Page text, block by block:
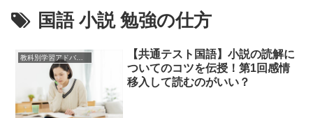
国語 小説 勉強の仕方
教科別学習アドバイス
【共通テスト国語】小説の読解に
ついてのコツを伝授！第1回感情
移入して読むのがいい？